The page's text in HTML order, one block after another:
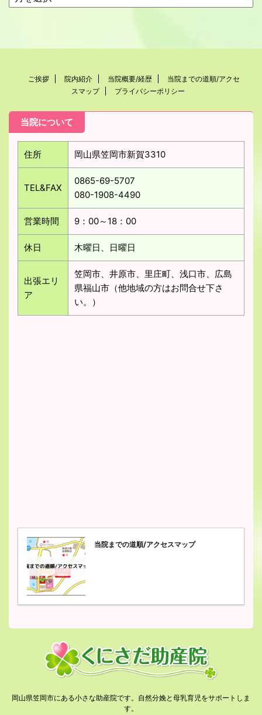
ご挨拶 院内紹介 当院概要/経歴
当院までの道順/アクセ
スマップ
プライバシーポリシー
当院について
住所 岡山県笠岡市新賀3310
TEL&FAX
0865-69-5707
080-1908-4490
営業時間 9：00～18：00
休日 木曜日、日曜日
出張エリ
ア
笠岡市、井原市、里庄町、浅口市、広島
県福山市（他地域の方はお問合せ下さ
い。）
当院までの道順/アクセスマップ
岡山県笠岡市にある小さな助産院です。自然分娩と母乳育児をサポートしま
す。